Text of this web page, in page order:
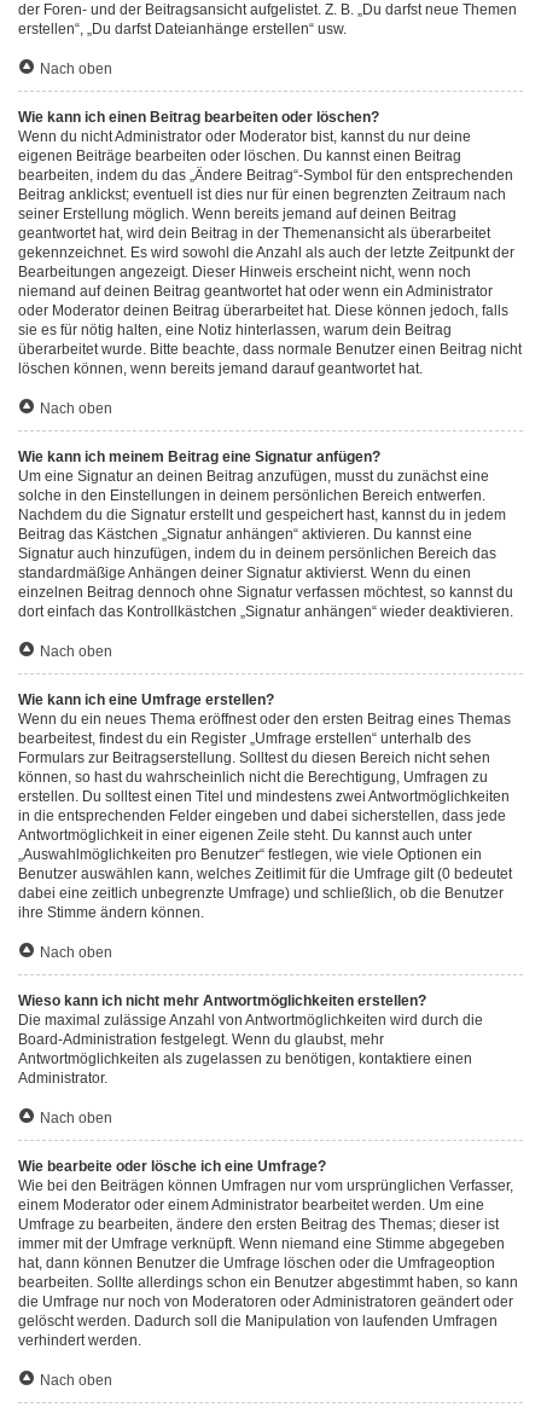
der Foren- und der Beitragsansicht aufgelistet. Z. B. „Du darfst neue Themen
erstellen“, „Du darfst Dateianhänge erstellen“ usw.
Nach oben
Wie kann ich einen Beitrag bearbeiten oder löschen?
Wenn du nicht Administrator oder Moderator bist, kannst du nur deine
eigenen Beiträge bearbeiten oder löschen. Du kannst einen Beitrag
bearbeiten, indem du das „Ändere Beitrag“-Symbol für den entsprechenden
Beitrag anklickst; eventuell ist dies nur für einen begrenzten Zeitraum nach
seiner Erstellung möglich. Wenn bereits jemand auf deinen Beitrag
geantwortet hat, wird dein Beitrag in der Themenansicht als überarbeitet
gekennzeichnet. Es wird sowohl die Anzahl als auch der letzte Zeitpunkt der
Bearbeitungen angezeigt. Dieser Hinweis erscheint nicht, wenn noch
niemand auf deinen Beitrag geantwortet hat oder wenn ein Administrator
oder Moderator deinen Beitrag überarbeitet hat. Diese können jedoch, falls
sie es für nötig halten, eine Notiz hinterlassen, warum dein Beitrag
überarbeitet wurde. Bitte beachte, dass normale Benutzer einen Beitrag nicht
löschen können, wenn bereits jemand darauf geantwortet hat.
Nach oben
Wie kann ich meinem Beitrag eine Signatur anfügen?
Um eine Signatur an deinen Beitrag anzufügen, musst du zunächst eine
solche in den Einstellungen in deinem persönlichen Bereich entwerfen.
Nachdem du die Signatur erstellt und gespeichert hast, kannst du in jedem
Beitrag das Kästchen „Signatur anhängen“ aktivieren. Du kannst eine
Signatur auch hinzufügen, indem du in deinem persönlichen Bereich das
standardmäßige Anhängen deiner Signatur aktivierst. Wenn du einen
einzelnen Beitrag dennoch ohne Signatur verfassen möchtest, so kannst du
dort einfach das Kontrollkästchen „Signatur anhängen“ wieder deaktivieren.
Nach oben
Wie kann ich eine Umfrage erstellen?
Wenn du ein neues Thema eröffnest oder den ersten Beitrag eines Themas
bearbeitest, findest du ein Register „Umfrage erstellen“ unterhalb des
Formulars zur Beitragserstellung. Solltest du diesen Bereich nicht sehen
können, so hast du wahrscheinlich nicht die Berechtigung, Umfragen zu
erstellen. Du solltest einen Titel und mindestens zwei Antwortmöglichkeiten
in die entsprechenden Felder eingeben und dabei sicherstellen, dass jede
Antwortmöglichkeit in einer eigenen Zeile steht. Du kannst auch unter
„Auswahlmöglichkeiten pro Benutzer“ festlegen, wie viele Optionen ein
Benutzer auswählen kann, welches Zeitlimit für die Umfrage gilt (0 bedeutet
dabei eine zeitlich unbegrenzte Umfrage) und schließlich, ob die Benutzer
ihre Stimme ändern können.
Nach oben
Wieso kann ich nicht mehr Antwortmöglichkeiten erstellen?
Die maximal zulässige Anzahl von Antwortmöglichkeiten wird durch die
Board-Administration festgelegt. Wenn du glaubst, mehr
Antwortmöglichkeiten als zugelassen zu benötigen, kontaktiere einen
Administrator.
Nach oben
Wie bearbeite oder lösche ich eine Umfrage?
Wie bei den Beiträgen können Umfragen nur vom ursprünglichen Verfasser,
einem Moderator oder einem Administrator bearbeitet werden. Um eine
Umfrage zu bearbeiten, ändere den ersten Beitrag des Themas; dieser ist
immer mit der Umfrage verknüpft. Wenn niemand eine Stimme abgegeben
hat, dann können Benutzer die Umfrage löschen oder die Umfrageoption
bearbeiten. Sollte allerdings schon ein Benutzer abgestimmt haben, so kann
die Umfrage nur noch von Moderatoren oder Administratoren geändert oder
gelöscht werden. Dadurch soll die Manipulation von laufenden Umfragen
verhindert werden.
Nach oben